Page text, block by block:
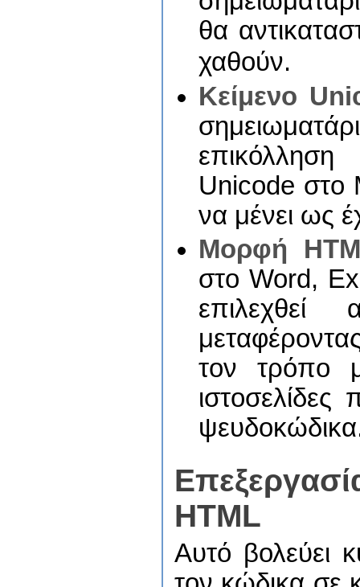
θα
χαθούν.
Κείμενο
Unicode στο
να μένει ως
Μορφή
στο Word,
τον τρόπο
HTML
Αυτό βολεύει